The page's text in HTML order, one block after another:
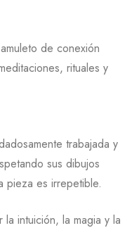
de conexión
rituales y
trabajada y
sus dibujos
pieza es irrepetible.
intuición, la magia y la